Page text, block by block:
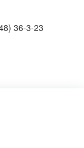
36-3-23